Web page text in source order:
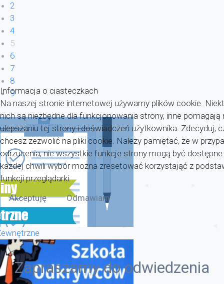
2
3
4
5
6
7
8
9
Zapraszamy do odwiedzenia
Informacja o ciasteczkach
Na naszej stronie internetowej używamy plików cookie.
nich są niezbędne dla funkcjonowania strony, inne pomagają
ulepszaniu tej strony i doświadczeń użytkownika. Zdecyduj,
chcesz zezwolić na pliki cookie. Należy pamiętać, że w
odrzucenia, nie wszystkie funkcje strony mogą być
każdej chwili wybór można zresetować korzystająć z
funkcji przeglądarki.
Akceptuję
Odmawiam